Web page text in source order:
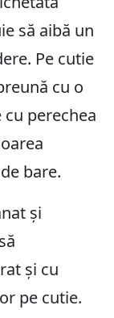
să aibă un
Pe cutie
cu o
perechea
bare.
și
și cu
pe cutie.